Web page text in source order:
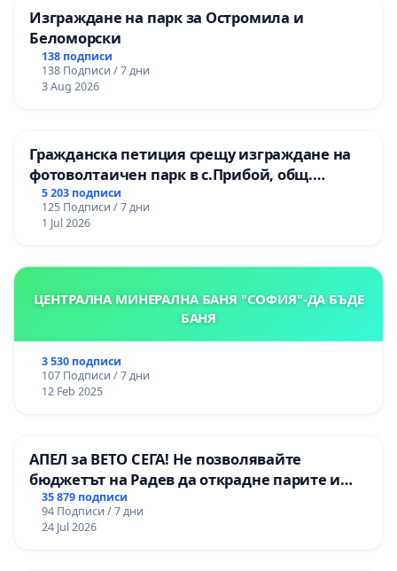
Изграждане на парк за Остромила и
Беломорски
138 подписи
138 Подписи / 7 дни
3 Aug 2026
Гражданска петиция срещу изграждане на
фотоволтаичен парк в с.Прибой, общ.
Радомир
5 203 подписи
125 Подписи / 7 дни
1 Jul 2026
ЦЕНТРАЛНА МИНЕРАЛНА БАНЯ "СОФИЯ"-ДА БЪДЕ
БАНЯ
3 530 подписи
107 Подписи / 7 дни
12 Feb 2025
АПЕЛ за ВЕТО СЕГА! Не позволявайте
бюджетът на Радев да открадне парите и
правата ни в тъмното
35 879 подписи
94 Подписи / 7 дни
24 Jul 2026